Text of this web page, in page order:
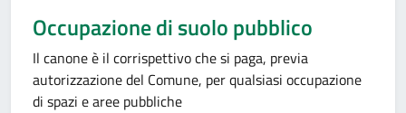
Occupazione di suolo pubblico
Il canone è il corrispettivo che si paga, previa
autorizzazione del Comune, per qualsiasi occupazione
di spazi e aree pubbliche